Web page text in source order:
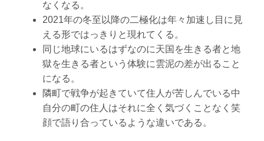
なくなる。
2021年の冬至以降の二極化は年々加速し目に見
える形ではっきりと現れてくる。
同じ地球にいるはずなのに天国を生きる者と地
獄を生きる者という体験に雲泥の差が出ること
になる。
隣町で戦争が起きていて住人が苦しんでいる中
自分の町の住人はそれに全く気づくことなく笑
顔で語り合っているような違いである。